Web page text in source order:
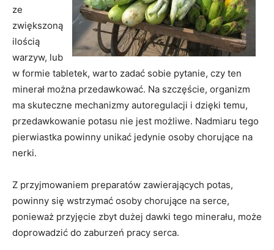
ze
zwiększoną
ilością
warzyw, lub
w formie tabletek, warto zadać sobie pytanie, czy ten
minerał można przedawkować. Na szczęście, organizm
ma skuteczne mechanizmy autoregulacji i dzięki temu,
przedawkowanie potasu nie jest możliwe. Nadmiaru tego
pierwiastka powinny unikać jedynie osoby chorujące na
nerki.
Z przyjmowaniem preparatów zawierających potas,
powinny się wstrzymać osoby chorujące na serce,
ponieważ przyjęcie zbyt dużej dawki tego minerału, może
doprowadzić do zaburzeń pracy serca.